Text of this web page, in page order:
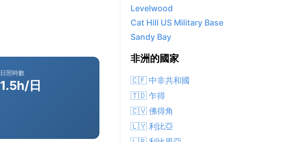
日照時數
1.5h/日
Levelwood
Cat Hill US Military Base
Sandy Bay
非洲的國家
🇨🇫 中非共和國
🇹🇩 乍得
🇨🇻 佛得角
🇱🇾 利比亞